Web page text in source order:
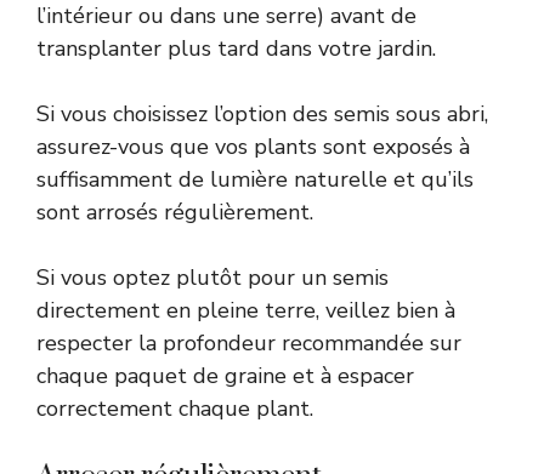
l’intérieur ou dans une serre) avant de
transplanter plus tard dans votre jardin.
Si vous choisissez l’option des semis sous abri,
assurez-vous que vos plants sont exposés à
suffisamment de lumière naturelle et qu’ils
sont arrosés régulièrement.
Si vous optez plutôt pour un semis
directement en pleine terre, veillez bien à
respecter la profondeur recommandée sur
chaque paquet de graine et à espacer
correctement chaque plant.